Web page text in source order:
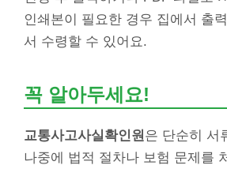
인쇄본이 필요한 경우 집에서 출
서 수령할 수 있어요.
꼭 알아두세요!
교통사고사실확인원 은 단순히 서
나중에 법적 절차나 보험 문제를